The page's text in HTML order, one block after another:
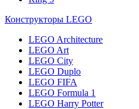
Конструкторы LEGO
LEGO Architecture
LEGO Art
LEGO City
LEGO Duplo
LEGO FIFA
LEGO Formula 1
LEGO Harry Potter